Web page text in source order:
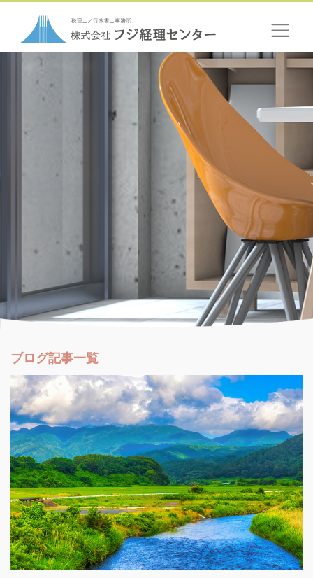
ブログ記事一覧